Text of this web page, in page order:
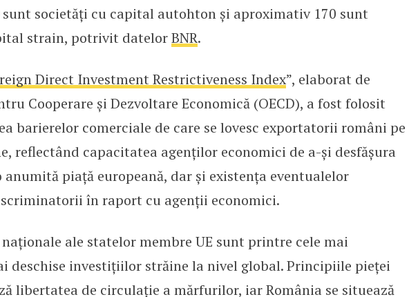
societăţi cu capital autohton și aproximativ 170 sunt
strain, potrivit datelorBNR.
Direct Investment Restrictiveness Index”, elaborat de
Cooperare și Dezvoltare Economică (OECD), a fost folosit
barierelor comerciale de care se lovesc exportatorii români pe
reflectând capacitatea agenților economici de a-și desfășura
piață europeană, dar și existența eventualelor
în raport cu agenții economici.
ale statelor membre UE sunt printre cele mai
deschise investițiilor străine la nivel global. Principiile pieței
libertatea de circulație a mărfurilor, iar România se situează